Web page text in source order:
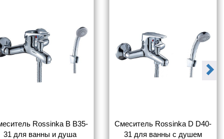
Rossinka B B35-
31 для ванны и душа
Смеситель Rossinka D D40-
31 для ванны с душем